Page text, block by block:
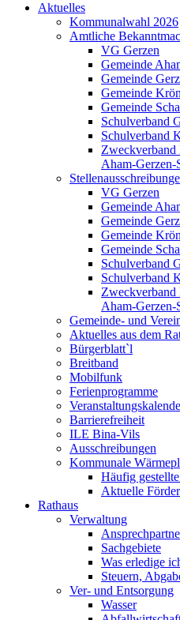
Aktuelles
Kommunalwahl 2026
Amtliche
VG Gerzen
Gemeinde
Gemeinde
Gemeinde
Gemeinde
Schulverband
Schulverband
Aham-Gerzen-
VG Gerzen
Gemeinde
Gemeinde
Gemeinde
Gemeinde
Schulverband
Schulverband
Aham-Gerzen-
Gemeinde- und
Aktuelles aus dem
Bürgerblatt`l
Breitband
Mobilfunk
Ferienprogramme
Barrierefreiheit
ILE Bina-Vils
Ausschreibungen
Kommunale
Häufig
Aktuelle
Rathaus
Verwaltung
Sachgebiete
Was erledige
Steuern,
Ver- und Entsorgung
Wasser